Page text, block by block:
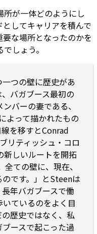
が一体どのようにし
してキャリアを積んで
な場所となったのかを
しょう。
一つの壁に歴史があ
バガブース最初の
バーの妻である、
よって描かれたもの
を移すとConrad
リティッシュ・コロ
新しいルートを開拓
ての壁に、現在、
です。」とSteenは
年バガブースで働
ているのをよく目
歴史ではなく、私
ースで起こった過